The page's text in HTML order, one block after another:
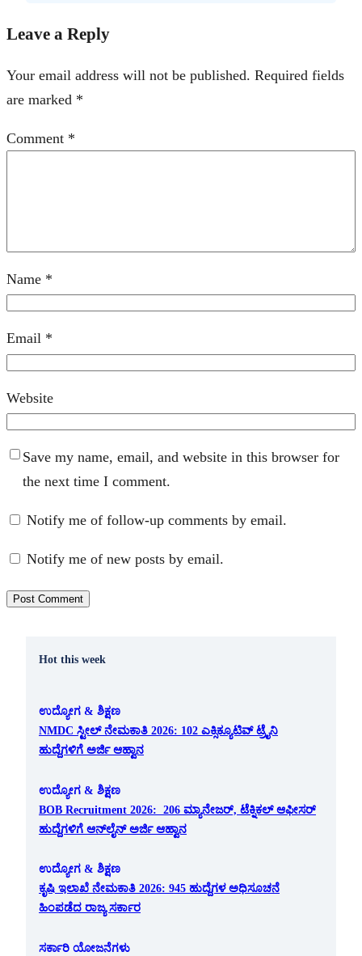
Leave a Reply
Your email address will not be published. Required fields
are marked *
Comment *
Name *
Email *
Website
Save my name, email, and website in this browser for
the next time I comment.
Notify me of follow-up comments by email.
Notify me of new posts by email.
Hot this week
ಉದ್ಯೋಗ & ಶಿಕ್ಷಣ
NMDC ಸ್ಟೀಲ್ ನೇಮಕಾತಿ 2026: 102 ಎಕ್ಸಿಕ್ಯೂಟಿವ್ ಟ್ರೈನಿ
ಹುದ್ದೆಗಳಿಗೆ ಅರ್ಜಿ ಆಹ್ವಾನ
ಉದ್ಯೋಗ & ಶಿಕ್ಷಣ
BOB Recruitment 2026: 206 ಮ್ಯಾನೇಜರ್, ಟೆಕ್ನಿಕಲ್ ಆಫೀಸರ್
ಹುದ್ದೆಗಳಿಗೆ ಆನ್‌ಲೈನ್ ಅರ್ಜಿ ಆಹ್ವಾನ
ಉದ್ಯೋಗ & ಶಿಕ್ಷಣ
ಕೃಷಿ ಇಲಾಖೆ ನೇಮಕಾತಿ 2026: 945 ಹುದ್ದೆಗಳ ಅಧಿಸೂಚನೆ
ಹಿಂಪಡೆದ ರಾಜ್ಯ ಸರ್ಕಾರ
ಸರ್ಕಾರಿ ಯೋಜನೆಗಳು